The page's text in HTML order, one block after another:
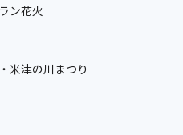
ン花火
米津の川まつり